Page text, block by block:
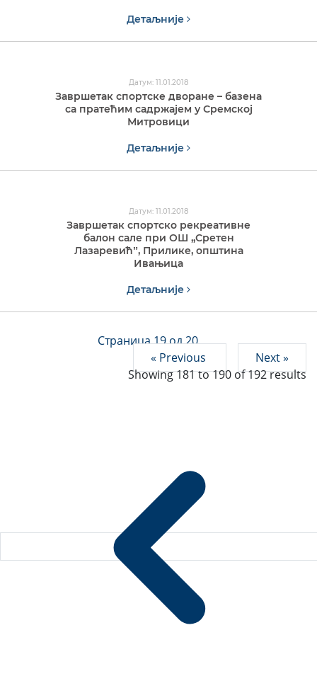
Детаљније
Датум: 11.01.2018
Завршетак спортске дворане – базена
са пратећим садржајем у Сремској
Митровици
Детаљније
Датум: 11.01.2018
Завршетак спортско рекреативне
балон сале при ОШ „Сретен
Лазаревићˮ, Прилике, општина
Ивањица
Детаљније
Страница 19 од 20
« Previous
Next »
Showing181to190 of192results